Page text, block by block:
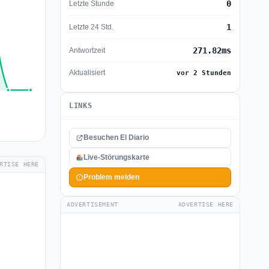
HERE
Letzte Stunde 0
Letzte 24 Std. 1
Antwortzeit 271.82ms
Aktualisiert vor 2 Stunden
LINKS
Besuchen El Diario
Live-Störungskarte
Problem melden
ADVERTISEMENT ADVERTISE HERE